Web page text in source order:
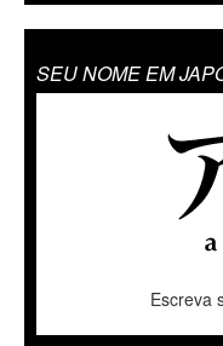
SEU NOME EM
Escreva